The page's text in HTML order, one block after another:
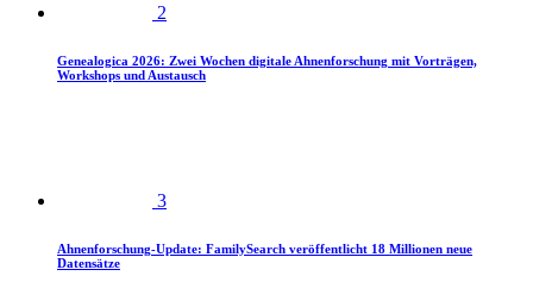
2
Genealogica 2026: Zwei Wochen digitale Ahnenforschung mit Vorträgen,
Workshops und Austausch
3
Ahnenforschung-Update: FamilySearch veröffentlicht 18 Millionen neue
Datensätze